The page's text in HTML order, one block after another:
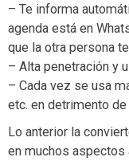
– Te informa
agenda está en
que la otra persona
– Alta penetración y
– Cada vez se usa
etc. en detrimento
Lo anterior la
en muchos aspectos